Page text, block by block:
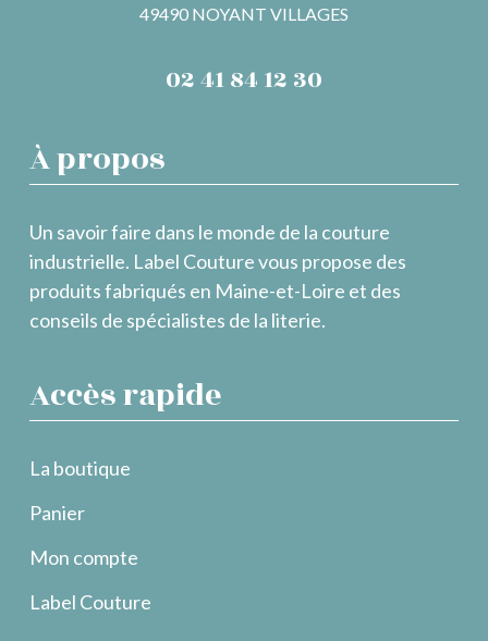
49490 NOYANT VILLAGES
02 41 84 12 30
À propos
Un savoir faire dans le monde de la couture
industrielle. Label Couture vous propose des
produits fabriqués en Maine-et-Loire et des
conseils de spécialistes de la literie.
Accès rapide
La boutique
Panier
Mon compte
Label Couture